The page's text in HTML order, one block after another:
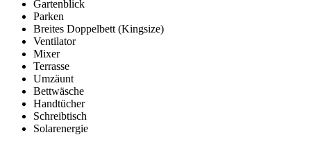
Gartenblick
Parken
Breites Doppelbett (Kingsize)
Ventilator
Mixer
Terrasse
Umzäunt
Bettwäsche
Handtücher
Schreibtisch
Solarenergie